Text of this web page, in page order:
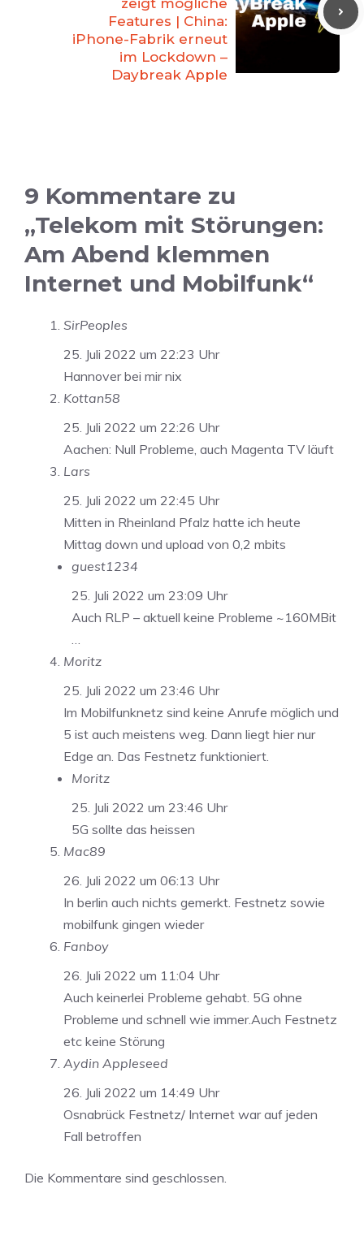
Features | China:
iPhone-Fabrik erneut
im Lockdown –
Daybreak Apple
9 Kommentare zu
„Telekom mit Störungen:
Am Abend klemmen
Internet und Mobilfunk“
SirPeoples
25. Juli 2022 um 22:23 Uhr
Hannover bei mir nix
Kottan58
25. Juli 2022 um 22:26 Uhr
Aachen: Null Probleme, auch Magenta TV läuft
Lars
25. Juli 2022 um 22:45 Uhr
Mitten in Rheinland Pfalz hatte ich heute
Mittag down und upload von 0,2 mbits
guest1234
25. Juli 2022 um 23:09 Uhr
Auch RLP – aktuell keine Probleme ~160MBit
Moritz
25. Juli 2022 um 23:46 Uhr
Im Mobilfunknetz sind keine Anrufe möglich und
5 ist auch meistens weg. Dann liegt hier nur
Edge an. Das Festnetz funktioniert.
Moritz
25. Juli 2022 um 23:46 Uhr
5G sollte das heissen
Mac89
26. Juli 2022 um 06:13 Uhr
In berlin auch nichts gemerkt. Festnetz sowie
mobilfunk gingen wieder
Fanboy
26. Juli 2022 um 11:04 Uhr
Auch keinerlei Probleme gehabt. 5G ohne
Probleme und schnell wie immer.Auch Festnetz
etc keine Störung
Aydin Appleseed
26. Juli 2022 um 14:49 Uhr
Osnabrück Festnetz/ Internet war auf jeden
Fall betroffen
Die Kommentare sind geschlossen.